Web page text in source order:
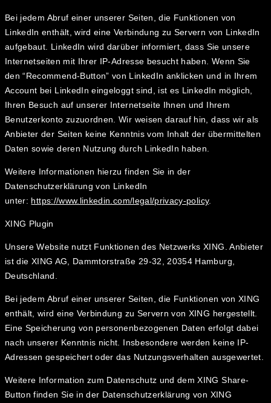
Bei jedem Abruf einer unserer Seiten, die Funktionen von
LinkedIn enthält, wird eine Verbindung zu Servern von LinkedIn
aufgebaut. LinkedIn wird darüber informiert, dass Sie unsere
Internetseiten mit Ihrer IP-Adresse besucht haben. Wenn Sie
den “Recommend-Button” von LinkedIn anklicken und in Ihrem
Account bei LinkedIn eingeloggt sind, ist es LinkedIn möglich,
Ihren Besuch auf unserer Internetseite Ihnen und Ihrem
Benutzerkonto zuzuordnen. Wir weisen darauf hin, dass wir als
Anbieter der Seiten keine Kenntnis vom Inhalt der übermittelten
Daten sowie deren Nutzung durch LinkedIn haben.
Weitere Informationen hierzu finden Sie in der
Datenschutzerklärung von LinkedIn
unter: https://www.linkedin.com/legal/privacy-policy.
XING Plugin
Unsere Website nutzt Funktionen des Netzwerks XING. Anbieter
ist die XING AG, Dammtorstraße 29-32, 20354 Hamburg,
Deutschland.
Bei jedem Abruf einer unserer Seiten, die Funktionen von XING
enthält, wird eine Verbindung zu Servern von XING hergestellt.
Eine Speicherung von personenbezogenen Daten erfolgt dabei
nach unserer Kenntnis nicht. Insbesondere werden keine IP-
Adressen gespeichert oder das Nutzungsverhalten ausgewertet.
Weitere Information zum Datenschutz und dem XING Share-
Button finden Sie in der Datenschutzerklärung von XING